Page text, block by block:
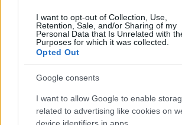
I want to opt-out of Collection, Use,
Retention, Sale, and/or Sharing of my
Personal Data that Is Unrelated with
Purposes for which it was collected.
Opted Out
Google consents
I want to allow Google to enable
related to advertising like cookies on
Potrebbero piacerti